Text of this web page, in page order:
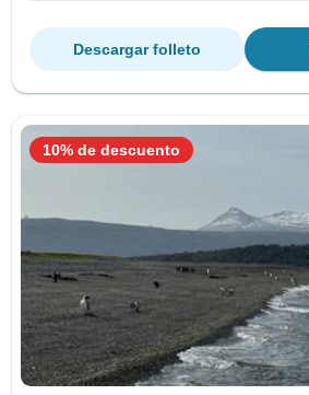
Descargar folleto
10% de descuento